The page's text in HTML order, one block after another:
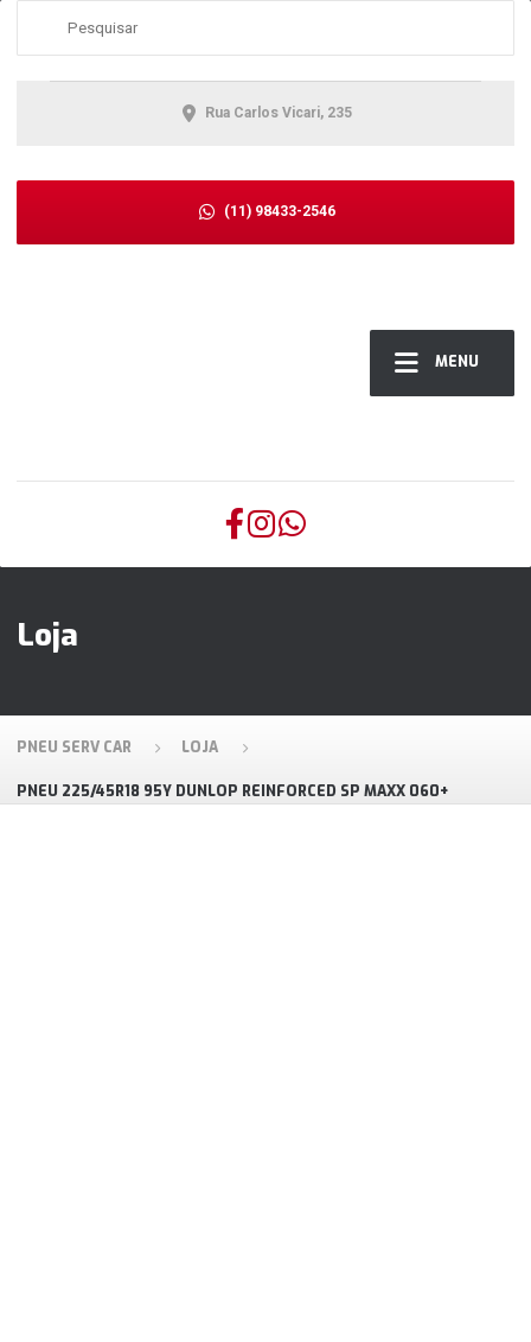
MENU
Rua Carlos Vicari, 235
(11) 98433-2546
Loja
PNEU SERV CAR LOJA
PNEU 225/45R18 95Y DUNLOP REINFORCED SP MAXX 060+